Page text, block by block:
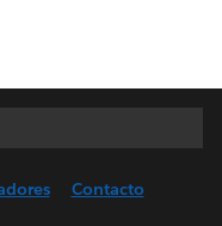
Contacto